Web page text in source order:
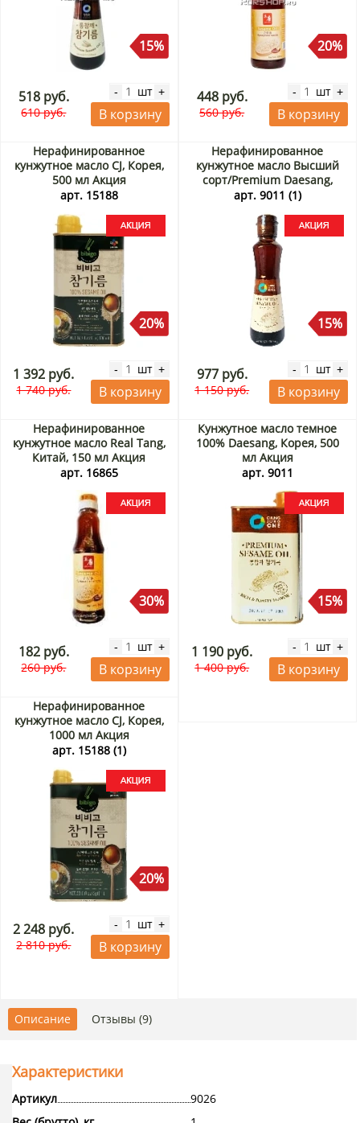
15%
518 руб.
610 руб.
- шт +
В корзину
20%
448 руб.
560 руб.
- шт +
В корзину
Нерафинированное
кунжутное масло CJ, Корея,
500 мл Акция
арт. 15188
20%
1 392 руб.
1 740 руб.
- шт +
В корзину
Нерафинированное
кунжутное масло Высший
сорт/Premium Daesang,
Корея, 300 мл Акция
арт. 9011 (1)
15%
977 руб.
1 150 руб.
- шт +
В корзину
Нерафинированное
кунжутное масло Real Tang,
Китай, 150 мл Акция
арт. 16865
30%
182 руб.
260 руб.
- шт +
В корзину
Кунжутное масло темное
100% Daesang, Корея, 500
мл Акция
арт. 9011
15%
1 190 руб.
1 400 руб.
- шт +
В корзину
Нерафинированное
кунжутное масло CJ, Корея,
1000 мл Акция
арт. 15188 (1)
20%
2 248 руб.
2 810 руб.
- шт +
В корзину
Описание Отзывы (9)
Характеристики
Артикул
9026